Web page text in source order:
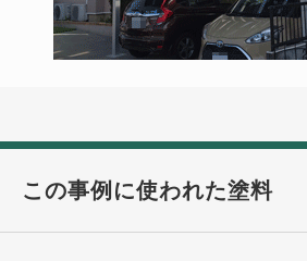
この事例に使われた塗料